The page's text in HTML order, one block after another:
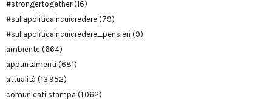
#strongertogether(16)
#sullapoliticaincuicredere (79)
#sullapoliticaincuicredere_pensieri (9)
ambiente (664)
appuntamenti (681)
attualità (13.952)
comunicati stampa (1.062)